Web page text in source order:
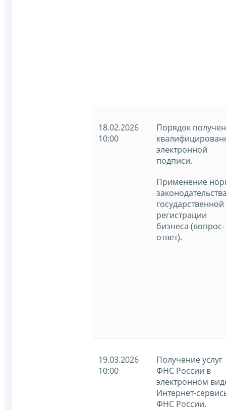
18.02.2026
10:00
Порядок
электронной
подписи.
Применение
государственной
регистрации
бизнеса (вопрос-
ответ).
19.03.2026
10:00
Получение услуг
ФНС России в
электронном
Интернет-
ФНС России.